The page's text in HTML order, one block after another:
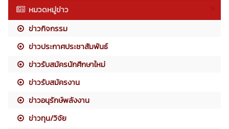
หมวดหมู่ข่าว
ข่าวกิจกรรม
ข่าวประกาศประชาสัมพันธ์
ข่าวรับสมัครนักศึกษาใหม่
ข่าวรับสมัครงาน
ข่าวอนุรักษ์พลังงาน
ข่าวทุน/วิจัย